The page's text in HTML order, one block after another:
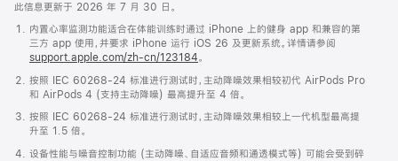
此信息更新于 2026 年 7 月 30 日。
内置心率监测功能适合在体能训练时通过 iPhone 上的健身 app 和兼容的第
三方 app 使用，并要求 iPhone 运行 iOS 26 及更新系统。详情请参阅
support.apple.com/zh-cn/123184。
按照 IEC 60268-24 标准进行测试时，主动降噪效果相较初代 AirPods Pro
和 AirPods 4 (支持主动降噪) 最高提升至 4 倍。
按照 IEC 60268-24 标准进行测试时，主动降噪效果相较上一代机型最高提
升至 1.5 倍。
设备性能与噪音控制功能 (主动降噪、自适应音频和通透模式等) 可能会受到碎